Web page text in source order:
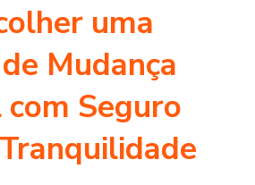
uma
Mudança
Seguro